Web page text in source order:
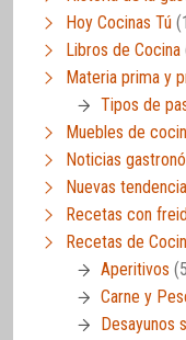
Hoy Cocinas Tú
Libros de Cocina
Materia prima y
Tipos de
Muebles de
Noticias
Nuevas
Recetas con
Recetas de
Aperitivos
Carne y
Desayunos